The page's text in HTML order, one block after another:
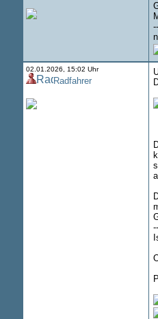
--
02.01.2026, 15:02 Uhr
Radfahrer
--